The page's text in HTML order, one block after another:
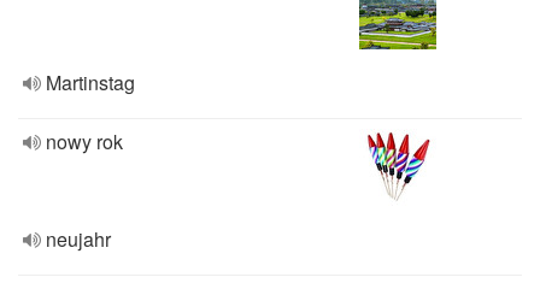
Martinstag
nowy rok
neujahr